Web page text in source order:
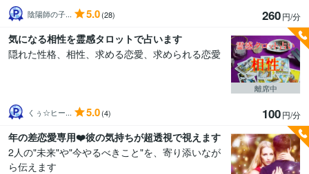
陰陽師の子... 5.0(28) 260円/分
気になる相性を霊感タロットで占います
隠れた性格、相性、求める恋愛、求められる恋愛
くぅ☆ヒー... 5.0(4) 100円/分
離席中
年の差恋愛専用❤️彼の気持ちが超透視で視えます
2人の"未来"や"今やるべきこと"を、寄り添いなが
ら伝えます